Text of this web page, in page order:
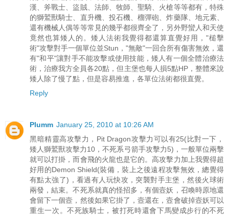
漢、斧戰士、盜賊、法師、牧師、聖騎、火槍等等都有，特殊
的獅鷲獸騎士、直升機、投石機、榴彈砲、炸藥隊、地元素、
還有機械人偶等等常見的幾乎都很齊全了，另外野蠻人和天使
竟然也算矮人的。矮人法術我覺得都還算直覺好用，"槌擊
術"攻擊對手一個單位並Stun，"無敵"一回合所有傷害無效，還
有"和平"讓對手不能攻擊或使用技能，矮人有一個全體治療法
術，治療我方全員各20點，但主堡也每人損5點HP，整體來說
矮人除了慢了點，但是容易推進，各單位法術都很直覺。
Reply
Plumm January 25, 2010 at 10:26 AM
黑暗精靈高攻擊力，Pit Dragon攻擊力可以有25(比對一下，
矮人獅鷲獸攻擊力10，不死系弓箭手攻擊力5)，一般單位兩擊
就可以打掛，而會飛的火龍也是它的。高攻擊力加上我覺得超
好用的Demon Shield(裝備，裝上之後遠程攻擊無效，總覺得
有點太強了)，看過有人玩快攻，突襲對手主堡，然後火球術
兩發，結束。不死系就真的怪招多，有個壼妖，召喚時原地還
會留下一個壼，然後如果它掛了，壼還在，壼會破掉壼妖可以
重生一次。不死族騎士，被打死時還會下馬變成步行的不死